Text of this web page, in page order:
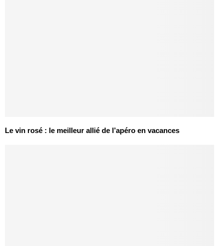
Le vin rosé : le meilleur allié de l’apéro en vacances